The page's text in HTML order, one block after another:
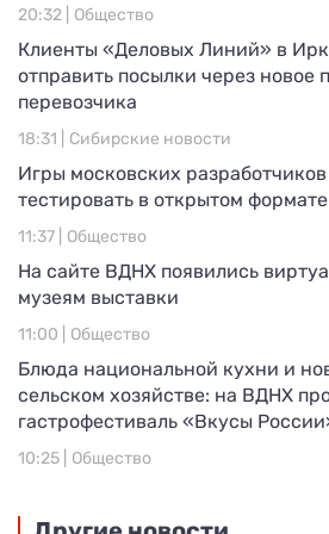
20:32 | Общество
Клиенты «Деловых Линий» в
отправить посылки через новое
перевозчика
18:31 | Сибирские новости
Игры московских
тестировать в открытом формате
11:37 | Общество
На сайте ВДНХ появились
музеям выставки
11:00 | Общество
Блюда национальной кухни и
сельском хозяйстве: на ВДНХ
гастрофестиваль «Вкусы
10:25 | Общество